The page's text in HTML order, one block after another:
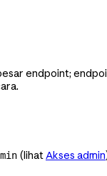
endpoint;
(lihatAkses admin